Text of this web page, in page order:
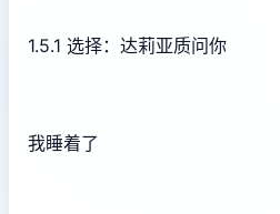
1.5.1 选择：达莉亚质问你
我睡着了